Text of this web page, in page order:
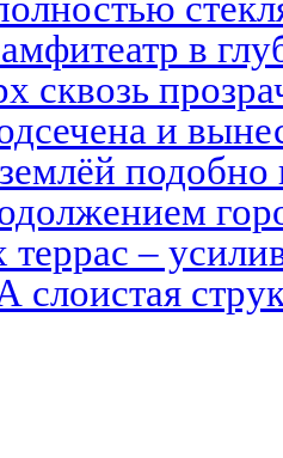
в
сквозь
и
–
слоистая